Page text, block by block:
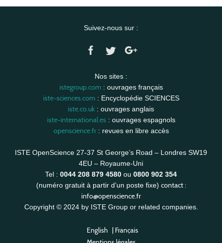
Suivez-nous sur :
Nos sites :
istegroup.com: ouvrages français
iste-sciences.com: Encyclopédie SCIENCES
iste.co.uk : ouvrages anglais
iste-international.es: ouvrages espagnols
openscience.fr: revues en libre accès
ISTE OpenScience 27-37 St George’s Road – Londres SW19
4EU – Royaume-Uni
Tel : 0044 208 879 4580 ou 0800 902 354
(numéro gratuit à partir d’un poste fixe) contact :
info@openscience.fr
Copyright © 2024 by ISTE Group or related companies.
English | Français